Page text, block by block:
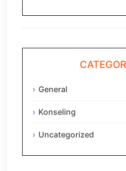
General
Konseling
Uncategorized